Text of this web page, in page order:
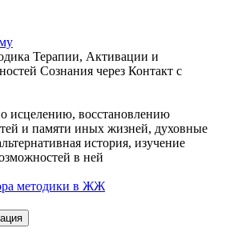
Терапии, Активации и
Сознания через Контакт с
исцелению, восстановлению
и памяти иных жизней, духовные
история, изучение
в ней